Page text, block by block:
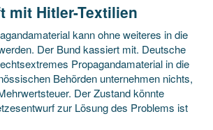
mit Hitler-Textilien
kann ohne weiteres in die
Der Bund kassiert mit. Deutsche
Propagandamaterial in die
Behörden unternehmen nichts,
Der Zustand könnte
zur Lösung des Problems ist